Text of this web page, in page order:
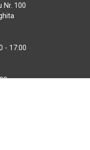
Nr. 100
- 17:00